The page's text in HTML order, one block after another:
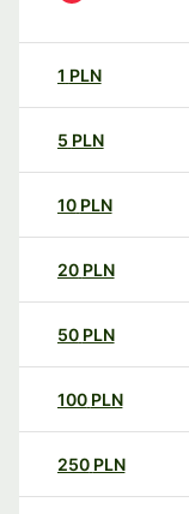
1 PLN
5 PLN
10 PLN
20 PLN
50 PLN
100 PLN
250 PLN